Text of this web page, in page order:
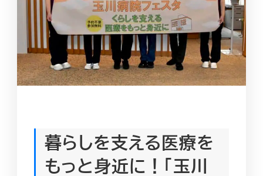
暮らしを支える医療を
もっと身近に！「玉川